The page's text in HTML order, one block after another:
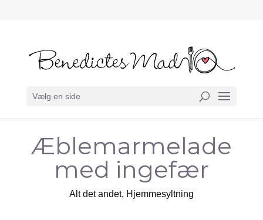
Vælg en side
Æblemarmelade
med ingefær
Alt det andet, Hjemmesyltning